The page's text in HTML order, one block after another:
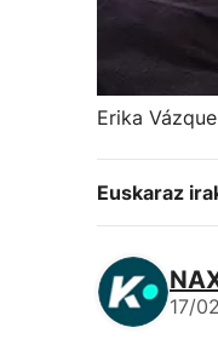
Erika
Euskaraz
17/